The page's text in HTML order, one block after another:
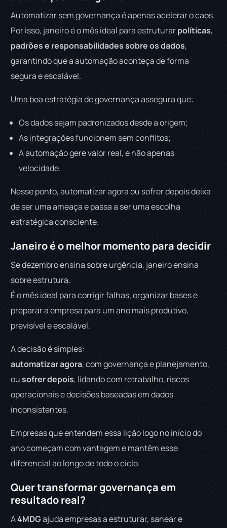
Automatizar sem governança é apenas acelerar o caos.
Por isso, janeiro é o mês ideal para estruturarpolíticas,
padrões e responsabilidades sobre os dados,
garantindo que a automação aconteça de forma
segura e escalável.
Uma boa estratégia de governança assegura que:
Os dados sejam padronizados desde a origem;
As integrações funcionem sem conflitos;
A automação gere valor real, e não apenas
velocidade.
Nesse ponto, automatizar agora ou sofrer depois deixa
de ser uma ameaça e passa a ser uma escolha
estratégica consciente.
Janeiro é o melhor momento para decidir
Se dezembro ensina sobre urgência, janeiro ensina
sobre estrutura.
É o mês ideal para corrigir falhas, organizar bases e
preparar a empresa para um ano mais produtivo,
previsível e escalável.
A decisão é simples:
automatizar agora, com governança e planejamento,
ousofrer depois, lidando com retrabalho, riscos
operacionais e decisões baseadas em dados
inconsistentes.
Empresas que entendem essa lição logo no início do
ano começam com vantagem e mantêm esse
diferencial ao longo de todo o ciclo.
Quer transformar governança em
resultado real?
A4MDGajuda empresas a estruturar, sanear e